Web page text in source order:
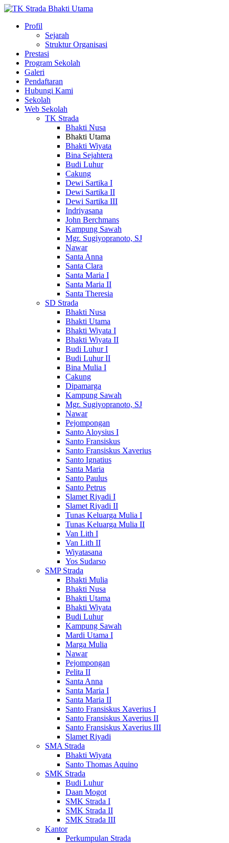
Profil
Sejarah
Struktur Organisasi
Prestasi
Program Sekolah
Galeri
Pendaftaran
Hubungi Kami
Sekolah
Web Sekolah
TK Strada
Bhakti Nusa
Bhakti Utama
Bhakti Wiyata
Bina Sejahtera
Budi Luhur
Cakung
Dewi Sartika I
Dewi Sartika II
Dewi Sartika III
Indriyasana
John Berchmans
Kampung Sawah
Mgr. Sugiyopranoto, SJ
Nawar
Santa Anna
Santa Clara
Santa Maria I
Santa Maria II
Santa Theresia
SD Strada
Bhakti Nusa
Bhakti Utama
Bhakti Wiyata I
Bhakti Wiyata II
Budi Luhur I
Budi Luhur II
Bina Mulia I
Cakung
Dipamarga
Kampung Sawah
Mgr. Sugiyopranoto, SJ
Nawar
Pejompongan
Santo Aloysius I
Santo Fransiskus
Santo Fransiskus Xaverius
Santo Ignatius
Santa Maria
Santo Paulus
Santo Petrus
Slamet Riyadi I
Slamet Riyadi II
Tunas Keluarga Mulia I
Tunas Keluarga Mulia II
Van Lith I
Van Lith II
Wiyatasana
Yos Sudarso
SMP Strada
Bhakti Mulia
Bhakti Nusa
Bhakti Utama
Bhakti Wiyata
Budi Luhur
Kampung Sawah
Mardi Utama I
Marga Mulia
Nawar
Pejompongan
Pelita II
Santa Anna
Santa Maria I
Santa Maria II
Santo Fransiskus Xaverius I
Santo Fransiskus Xaverius II
Santo Fransiskus Xaverius III
Slamet Riyadi
SMA Strada
Bhakti Wiyata
Santo Thomas Aquino
SMK Strada
Budi Luhur
Daan Mogot
SMK Strada I
SMK Strada II
SMK Strada III
Kantor
Perkumpulan Strada